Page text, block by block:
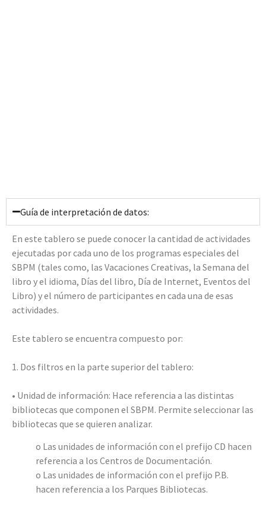
Guía de interpretación de datos:
En este tablero se puede conocer la cantidad de actividades
ejecutadas por cada uno de los programas especiales del
SBPM (tales como, las Vacaciones Creativas, la Semana del
libro y el idioma, Días del libro, Día de Internet, Eventos del
Libro) y el número de participantes en cada una de esas
actividades.
Este tablero se encuentra compuesto por:
1. Dos filtros en la parte superior del tablero:
• Unidad de información: Hace referencia a las distintas
bibliotecas que componen el SBPM. Permite seleccionar las
bibliotecas que se quieren analizar.
o Las unidades de información con el prefijo CD hacen
referencia a los Centros de Documentación.
o Las unidades de información con el prefijo P.B.
hacen referencia a los Parques Bibliotecas.